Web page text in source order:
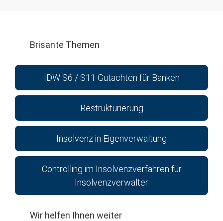
Brisante Themen
IDW S6 / S11 Gutachten für Banken
Restrukturierung
Insolvenz in Eigenverwaltung
Controlling im Insolvenzverfahren für
Insolvenzverwalter
Wir helfen Ihnen weiter